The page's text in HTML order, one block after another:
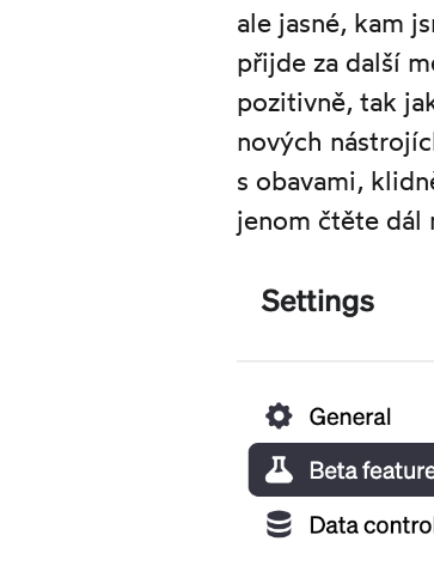
ale jasné, kam
přijde za další
pozitivně, tak
nových
s obavami,
jenom čtěte dál